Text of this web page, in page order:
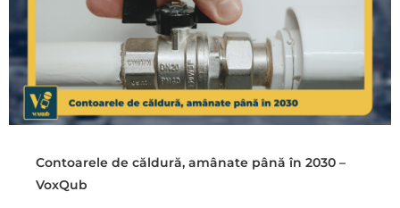
Contoarele de căldură, amânate până în 2030 –
VoxQub